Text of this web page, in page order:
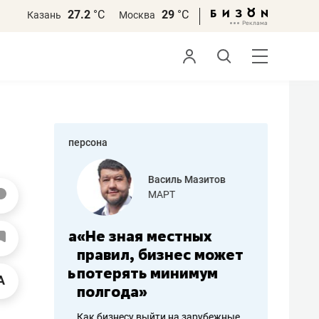
Казань 27.2 °С Москва 29 °С
персона
работа
Василь Мазитов
МАРТ
«Не зная местных
правил, бизнес может
потерять минимум
полгода»